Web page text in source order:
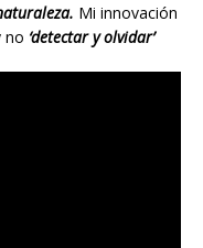
Mi innovación
‘detectar y olvidar’